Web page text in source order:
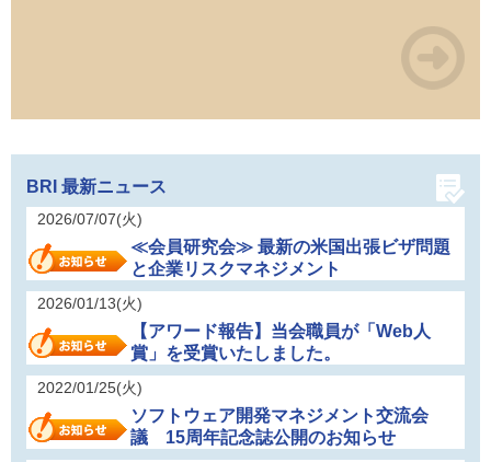
BRI 最新ニュース
2026/07/07(火)
≪会員研究会≫ 最新の米国出張ビザ問題
と企業リスクマネジメント
2026/01/13(火)
【アワード報告】当会職員が「Web人
賞」を受賞いたしました。
2022/01/25(火)
ソフトウェア開発マネジメント交流会
議 15周年記念誌公開のお知らせ